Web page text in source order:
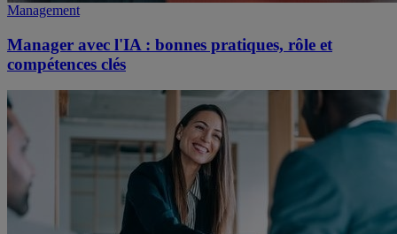
Management
Manager avec l'IA : bonnes pratiques, rôle et
compétences clés